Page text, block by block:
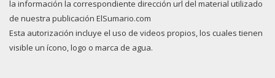
la información la correspondiente dirección url del material utilizado
de nuestra publicación ElSumario.com
Esta autorización incluye el uso de videos propios, los cuales tienen
visible un ícono, logo o marca de agua.